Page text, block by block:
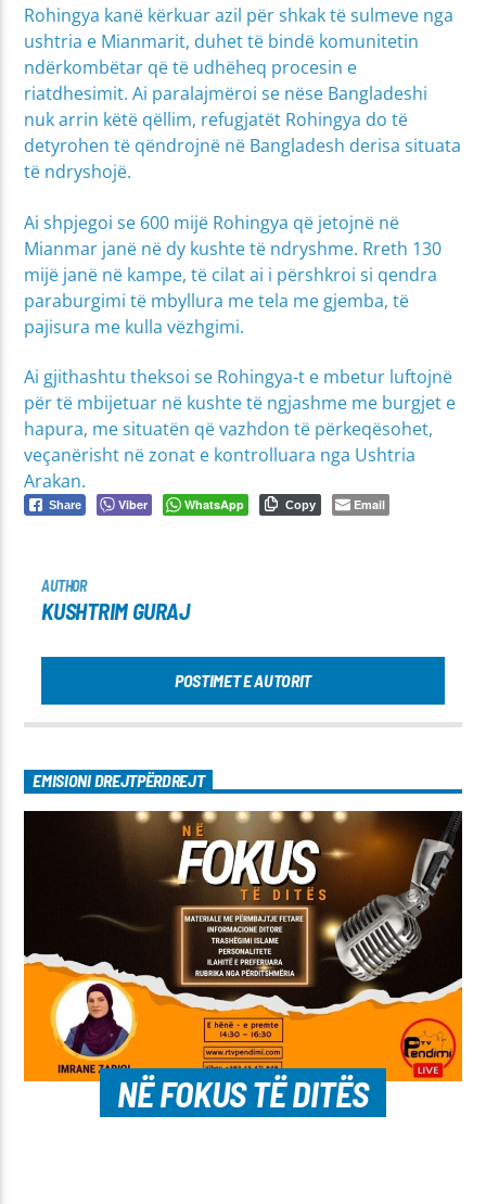
Rohingya kanë kërkuar azil për shkak të sulmeve nga
ushtria e Mianmarit, duhet të bindë komunitetin
ndërkombëtar që të udhëheq procesin e
riatdhesimit. Ai paralajmëroi se nëse Bangladeshi
nuk arrin këtë qëllim, refugjatët Rohingya do të
detyrohen të qëndrojnë në Bangladesh derisa situata
të ndryshojë.
Ai shpjegoi se 600 mijë Rohingya që jetojnë në
Mianmar janë në dy kushte të ndryshme. Rreth 130
mijë janë në kampe, të cilat ai i përshkroi si qendra
paraburgimi të mbyllura me tela me gjemba, të
pajisura me kulla vëzhgimi.
Ai gjithashtu theksoi se Rohingya-t e mbetur luftojnë
për të mbijetuar në kushte të ngjashme me burgjet e
hapura, me situatën që vazhdon të përkeqësohet,
veçanërisht në zonat e kontrolluara nga Ushtria
Arakan.
Share Viber WhatsApp Copy Email
AUTHOR
KUSHTRIM GURAJ
POSTIMET E AUTORIT
EMISIONI DREJTPËRDREJT
NË FOKUS TË DITËS